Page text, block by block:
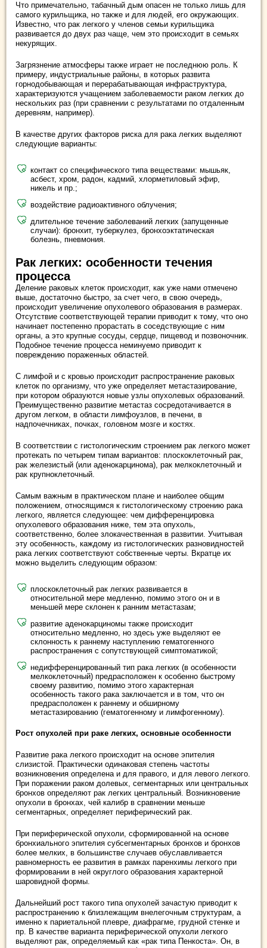
Что примечательно, табачный дым опасен не только лишь для
самого курильщика, но также и для людей, его окружающих.
Известно, что рак легкого у членов семьи курильщика
развивается до двух раз чаще, чем это происходит в семьях
некурящих.
Загрязнение атмосферы также играет не последнюю роль. К
примеру, индустриальные районы, в которых развита
горнодобывающая и перерабатывающая инфраструктура,
характеризуются учащением заболеваемости раком легких до
нескольких раз (при сравнении с результатами по отдаленным
деревням, например).
В качестве других факторов риска для рака легких выделяют
следующие варианты:
контакт со специфического типа веществами: мышьяк,
асбест, хром, радон, кадмий, хлорметиловый эфир,
никель и пр.;
воздействие радиоактивного облучения;
длительное течение заболеваний легких (запущенные
случаи): бронхит, туберкулез, бронхоэктатическая
болезнь, пневмония.
Рак легких: особенности течения
процесса
Деление раковых клеток происходит, как уже нами отмечено
выше, достаточно быстро, за счет чего, в свою очередь,
происходит увеличение опухолевого образования в размерах.
Отсутствие соответствующей терапии приводит к тому, что оно
начинает постепенно прорастать в соседствующие с ним
органы, а это крупные сосуды, сердце, пищевод и позвоночник.
Подобное течение процесса неминуемо приводит к
повреждению пораженных областей.
С лимфой и с кровью происходит распространение раковых
клеток по организму, что уже определяет метастазирование,
при котором образуются новые узлы опухолевых образований.
Преимущественно развитие метастаз сосредотачивается в
другом легком, в области лимфоузлов, в печени, в
надпочечниках, почках, головном мозге и костях.
В соответствии с гистологическим строением рак легкого может
протекать по четырем типам вариантов: плоскоклеточный рак,
рак железистый (или аденокарцинома), рак мелкоклеточный и
рак крупноклеточный.
Самым важным в практическом плане и наиболее общим
положением, относящимся к гистологическому строению рака
легкого, является следующее: чем дифференцировка
опухолевого образования ниже, тем эта опухоль,
соответственно, более злокачественная в развитии. Учитывая
эту особенность, каждому из гистологических разновидностей
рака легких соответствуют собственные черты. Вкратце их
можно выделить следующим образом:
плоскоклеточный рак легких развивается в
относительной мере медленно, помимо этого он и в
меньшей мере склонен к ранним метастазам;
развитие аденокарциномы также происходит
относительно медленно, но здесь уже выделяют ее
склонность к раннему наступлению гематогенного
распространения с сопутствующей симптоматикой;
недифференцированный тип рака легких (в особенности
мелкоклеточный) предрасположен к особенно быстрому
своему развитию, помимо этого характерная
особенность такого рака заключается и в том, что он
предрасположен к раннему и обширному
метастазированию (гематогенному и лимфогенному).
Рост опухолей при раке легких, основные особенности
Развитие рака легкого происходит на основе эпителия
слизистой. Практически одинаковая степень частоты
возникновения определена и для правого, и для левого легкого.
При поражении раком долевых, сегментарных или центральных
бронхов определяют рак легких центральный. Возникновение
опухоли в бронхах, чей калибр в сравнении меньше
сегментарных, определяет периферический рак.
При периферической опухоли, сформированной на основе
бронхиального эпителия субсегментарных бронхов и бронхов
более мелких, в большинстве случаев обуславливается
равномерность ее развития в рамках паренхимы легкого при
формировании в ней округлого образования характерной
шаровидной формы.
Дальнейший рост такого типа опухолей зачастую приводит к
распространению к близлежащим внелегочным структурам, а
именно к париетальной плевре, диафрагме, грудной стенке и
пр. В качестве варианта периферической опухоли легкого
выделяют рак, определяемый как «рак типа Пенкоста». Он, в